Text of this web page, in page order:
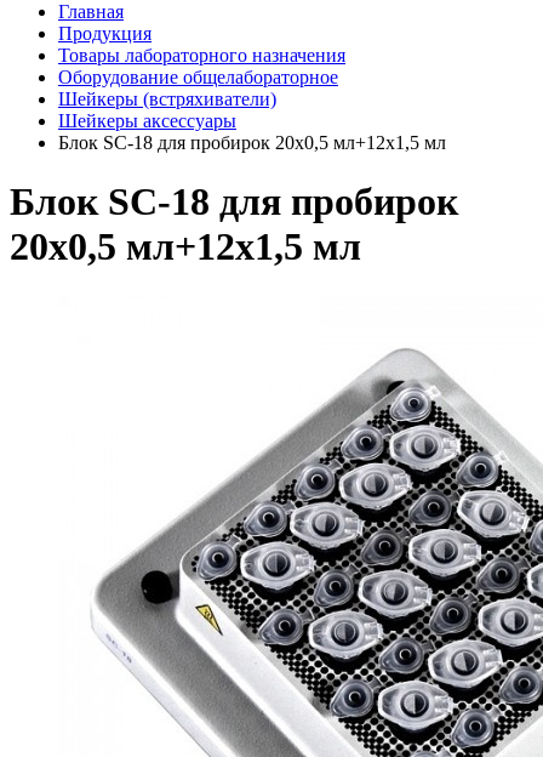
Главная
Продукция
Товары лабораторного назначения
Оборудование общелабораторное
Шейкеры (встряхиватели)
Шейкеры аксессуары
Блок SC-18 для пробирок 20x0,5 мл+12x1,5 мл
Блок SC-18 для пробирок
20x0,5 мл+12x1,5 мл